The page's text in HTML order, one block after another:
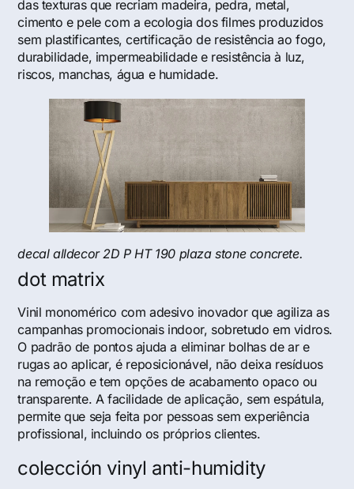
das texturas que recriam madeira, pedra, metal,
cimento e pele com a ecologia dos filmes produzidos
sem plastificantes, certificação de resistência ao fogo,
durabilidade, impermeabilidade e resistência à luz,
riscos, manchas, água e humidade.
decal alldecor 2D P HT 190 plaza stone concrete.
dot matrix
Vinil monomérico com adesivo inovador que agiliza as
campanhas promocionais indoor, sobretudo em vidros.
O padrão de pontos ajuda a eliminar bolhas de ar e
rugas ao aplicar, é reposicionável, não deixa resíduos
na remoção e tem opções de acabamento opaco ou
transparente. A facilidade de aplicação, sem espátula,
permite que seja feita por pessoas sem experiência
profissional, incluindo os próprios clientes.
colección vinyl anti-humidity